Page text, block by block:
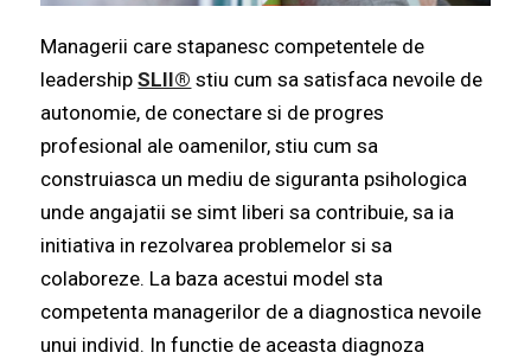
Managerii care stapanesc competentele de
leadership SLII® stiu cum sa satisfaca nevoile de
autonomie, de conectare si de progres
profesional ale oamenilor, stiu cum sa
construiasca un mediu de siguranta psihologica
unde angajatii se simt liberi sa contribuie, sa ia
initiativa in rezolvarea problemelor si sa
colaboreze. La baza acestui model sta
competenta managerilor de a diagnostica nevoile
unui individ. In functie de aceasta diagnoza